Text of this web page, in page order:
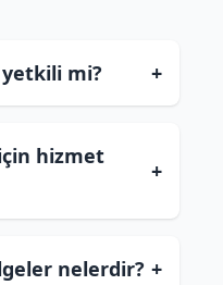
mi? +
hizmet
+
nelerdir? +